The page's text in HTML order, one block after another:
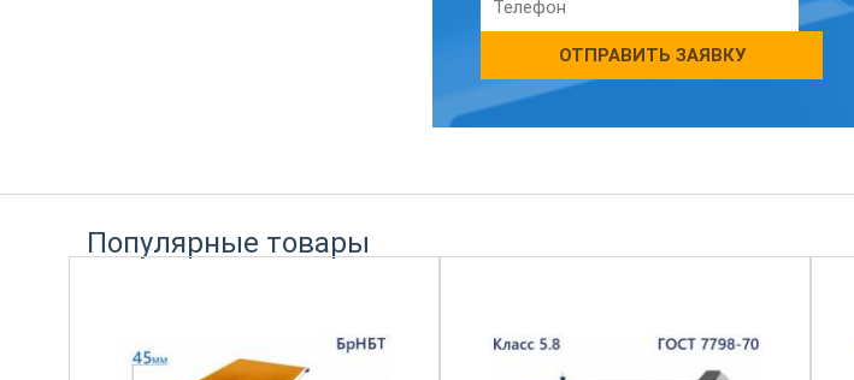
ОТПРАВИТЬ ЗАЯВКУ
Популярные товары